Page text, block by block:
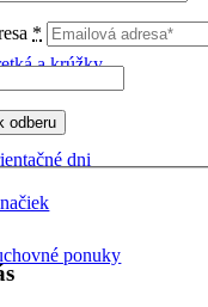
a krúžky
dni
ponuky
*